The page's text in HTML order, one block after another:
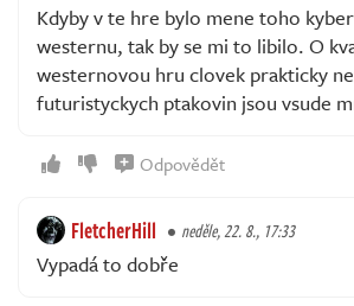
Kdyby v te hre bylo mene toho
westernu, tak by se mi to libilo. O
westernovou hru clovek prakticky
futuristyckych ptakovin jsou vsude
Odpovědět
FletcherHill neděle, 22. 8., 17:33
Vypadá to dobře